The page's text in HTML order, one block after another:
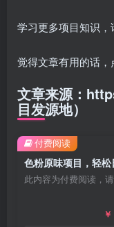
学习更多项目知识
觉得文章有用的话，
文章来源：
目发源地）
此内容为付费阅读，
￥
付费阅读